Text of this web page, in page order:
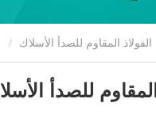
الفولاذ المقاوم للصدأ الأسلاك